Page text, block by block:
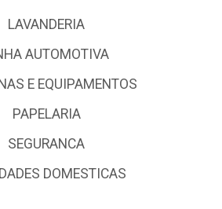
LAVANDERIA
AUTOMOTIVA
E EQUIPAMENTOS
PAPELARIA
SEGURANCA
DOMESTICAS